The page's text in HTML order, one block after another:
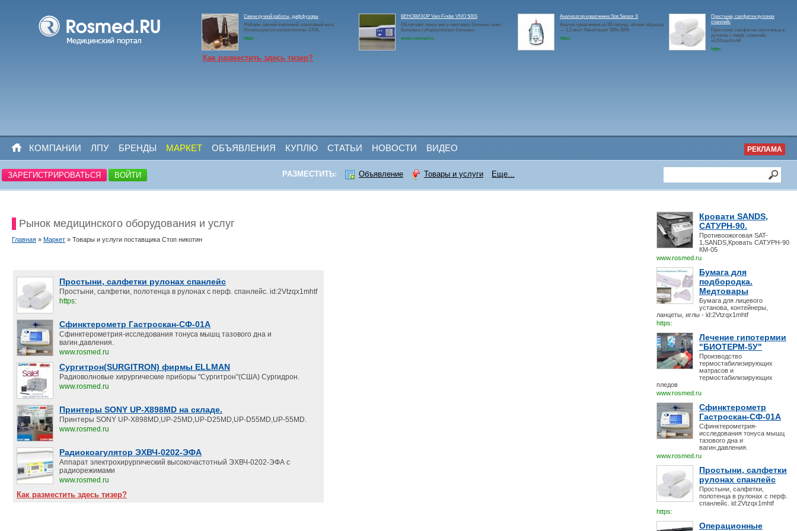
Свечи ручной работы, диффузоры
Наборы свечей пчелиный, кокосовый воск.
Используются косметологии, СПА.
https:
ВЕНОВИЗОР Vein Finder VIVO 500S
Облегчает поиск вен у ожоговых больных,онко
больных,туберкулёзных больных.
www.rosmed.ru
Анализатор креатинина Stat Sensor X
Анализ креатинина за 30 секунд, объём образца
— 1,2 мкл; Гематокрит 30%-60%
https:
Простыни, салфетки рулонах
спанлейс
Простыни, салфетки, полотенца в
рулонах с перф. спанлейс.
id:2Vtzqx1mhtf
https:
Как разместить здесь тизер?
КОМПАНИИ ЛПУ БРЕНДЫ МАРКЕТ ОБЪЯВЛЕНИЯ КУПЛЮ СТАТЬИ НОВОСТИ ВИДЕО РЕКЛАМА
ЗАРЕГИСТРИРОВАТЬСЯ ВОЙТИ РАЗМЕСТИТЬ: Объявление Товары и услуги Еще...
Кровати SANDS,
САТУРН-90.
Противоожоговая SAT-
1,SANDS,Кровать САТУРН-90
КМ-05
www.rosmed.ru
Бумага для
подбородка.
Медтовары
Бумага для лицевого
установа, контейнеры,
ланцеты, иглы - id:2Vtzqx1mhtf
https:
Лечение гипотермии
"БИОТЕРМ-5У"
Производство
термостабилизирующих
матрасов и
термостабилизирующих
пледов
www.rosmed.ru
Сфинктерометр
Гастроскан-СФ-01А
Сфинктерометрия-
исследования тонуса мышц
тазового дна и
вагин.давления.
www.rosmed.ru
Простыни, салфетки
рулонах спанлейс
Простыни, салфетки,
полотенца в рулонах с перф.
спанлейс. id:2Vtzqx1mhtf
https:
Операционные
Рынок медицинского оборудования и услуг
Главная » Маркет » Товары и услуги поставщика Стоп никотин
Простыни, салфетки рулонах спанлейс
Простыни, салфетки, полотенца в рулонах с перф. спанлейс. id:2Vtzqx1mhtf
https:
Сфинктерометр Гастроскан-СФ-01А
Сфинктерометрия-исследования тонуса мышц тазового дна и
вагин.давления.
www.rosmed.ru
Сургитрон(SURGITRON) фирмы ELLMAN
Радиоволновые хирургические приборы "Сургитрон"(США) Сургидрон.
www.rosmed.ru
Принтеры SONY UP-X898MD на складе.
Принтеры SONY UP-X898MD,UP-25MD,UP-D25MD,UP-D55MD,UP-55MD.
www.rosmed.ru
Радиокоагулятор ЭХВЧ-0202-ЭФА
Аппарат электрохирургический высокочастотный ЭХВЧ-0202-ЭФА с
радиорежимами
www.rosmed.ru
Как разместить здесь тизер?